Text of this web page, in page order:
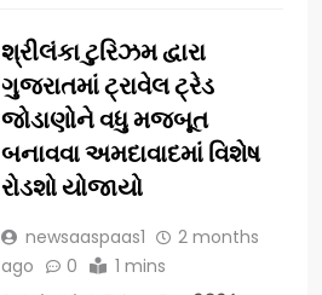
શ્રીલંકા ટુરિઝમ દ્વારા
ગુજરાતમાં ટ્રાવેલ ટ્રેડ
જોડાણોને વધુ મજબૂત
બનાવવા અમદાવાદમાં વિશેષ
રોડશો યોજાયો
newsaaspaas1
2 months
ago
0 1 mins